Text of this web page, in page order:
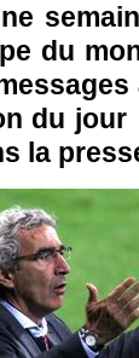
du
du
la